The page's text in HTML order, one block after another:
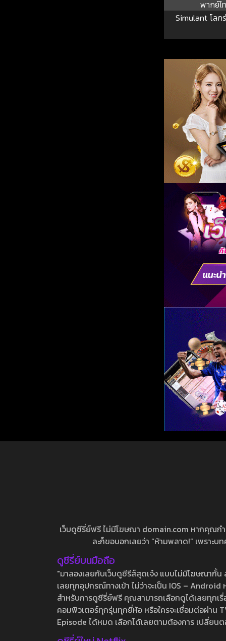
พากย์ไ
Simulant โลก
เว็บดูซีรี่ย์ฟรี ไม่มีโฆษณา domain.com หากคุณก
ละก็ขอบอกเลยว่า “ห้ามพลาด!” เพราะ
ดูซีรี่ย์บนมือถือ
"มาลองเลยกับเว็บดูซีรีส์สุดเจ๋ง แบบไม่มีโฆษณากั้
เลยทุกอุปกรณ์ทางเข้า ไม่ว่าจะเป็น IOS –
สำหรับการดูซีรี่ย์ฟรี คุณสามารถเลือกดูได้เลยทุกเ
คอมพิวเตอร์ทุกรุ่นทุกยี่ห้อ หรือใครจะเชื่อมต่อผ่าน
Episode ได้หมด เลือกได้เลยตามต้องการ เปลี่ยน